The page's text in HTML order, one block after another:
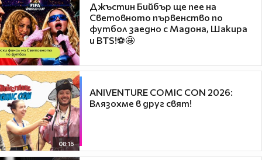
Джъстин Бийбър ще пее на
Световното първенство по
футбол заедно с Мадона, Шакира
и BTS!⚽🤩
08:16
ANIVENTURE COMIC CON 2026:
Влязохме в друг свят!